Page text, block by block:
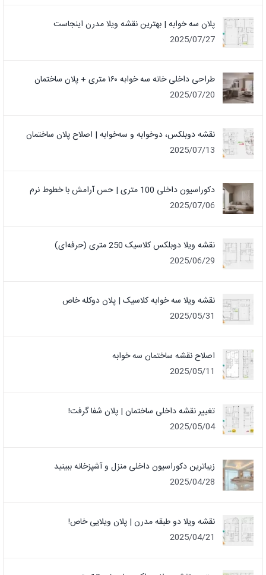
پلان سه خوابه | بهترین نقشه ویلا مدرن اینجاست
2025/07/27
طراحی داخلی خانه سه خوابه ۱۶۰ متری + پلان ساختمان
2025/07/20
نقشه دوبلکس، دوخوابه و سه‌خوابه | اصلاح پلان ساختمان
2025/07/13
دکوراسیون داخلی 100 متری | حس آرامش با خطوط نرم
2025/07/06
نقشه ویلا دوبلکس کلاسیک 250 متری (حرفه‌ای)
2025/06/29
نقشه ویلا سه خوابه کلاسیک | پلان دوکله خاص
2025/05/31
اصلاح نقشه ساختمان سه خوابه
2025/05/11
تغییر نقشه داخلی ساختمان | پلان شفا گرفت!
2025/05/04
زیباترین دکوراسیون داخلی منزل و آشپزخانه ببینید
2025/04/28
نقشه ویلا دو طبقه مدرن | پلان ویلایی خاص!
2025/04/21